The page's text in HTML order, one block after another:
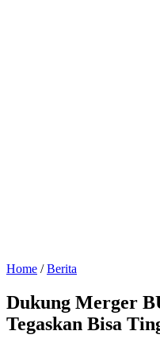
Home /Berita
Dukung Merger
Tegaskan Bisa